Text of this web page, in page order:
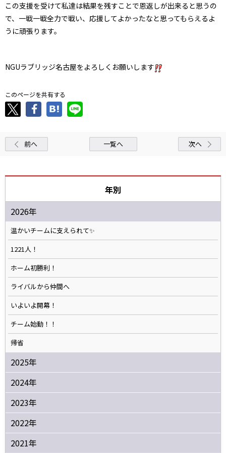
この支援を受けて私達は結果を残すことで恩返しが出来ると思うの
で、一戦一戦全力で戦い、応援してよかったなと思ってもらえるよ
うに頑張ります。
NGUラブリッジ名古屋をよろしくお願いします
このページを共有する
前へ 一覧へ 次へ
年別
2026年
温かいチームに支えられて✨️
1221人！
ホーム初勝利！
ライバルから仲間へ
いよいよ開幕！
チーム始動！！
帰省
2025年
2024年
2023年
2022年
2021年